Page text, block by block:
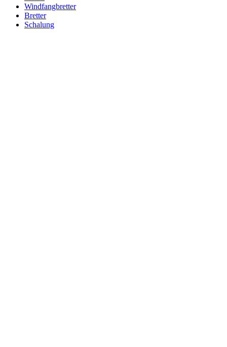
Windfangbretter
Bretter
Schalung